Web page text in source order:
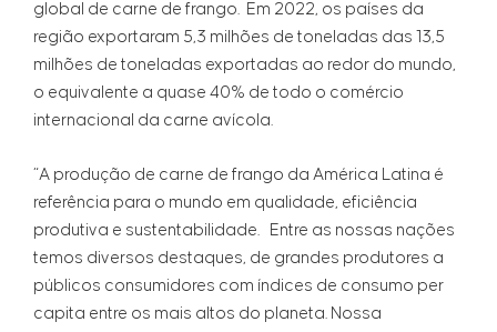
global de carne de frango. Em 2022, os países da
região exportaram 5,3 milhões de toneladas das 13,5
milhões de toneladas exportadas ao redor do mundo,
o equivalente a quase 40% de todo o comércio
internacional da carne avícola.
“A produção de carne de frango da América Latina é
referência para o mundo em qualidade, eficiência
produtiva e sustentabilidade. Entre as nossas nações
temos diversos destaques, de grandes produtores a
públicos consumidores com índices de consumo per
capita entre os mais altos do planeta. Nossa